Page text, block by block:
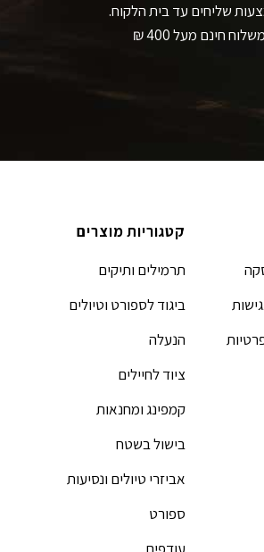
שליחים עד בית הלקוח.
משלוח חינם מעל 400 ₪
קטגוריות מוצרים
תרמילים ותיקים
ביגוד לספורט וטיולים
הנעלה
ציוד לחיילים
קמפינג ומחנאות
בישול בשטח
אביזרי טיולים ונסיעות
ספורט